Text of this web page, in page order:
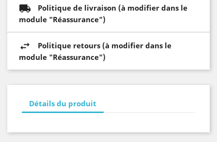
Politique de livraison (à modifier dans le
module "Réassurance")
Politique retours (à modifier dans le
module "Réassurance")
Détails du produit